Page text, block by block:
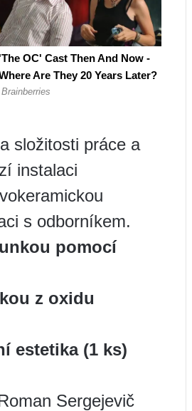
složitosti práce a
instalaci
s odborníkem.
pomocí
z oxidu
estetika (1 ks)
Sergejevič